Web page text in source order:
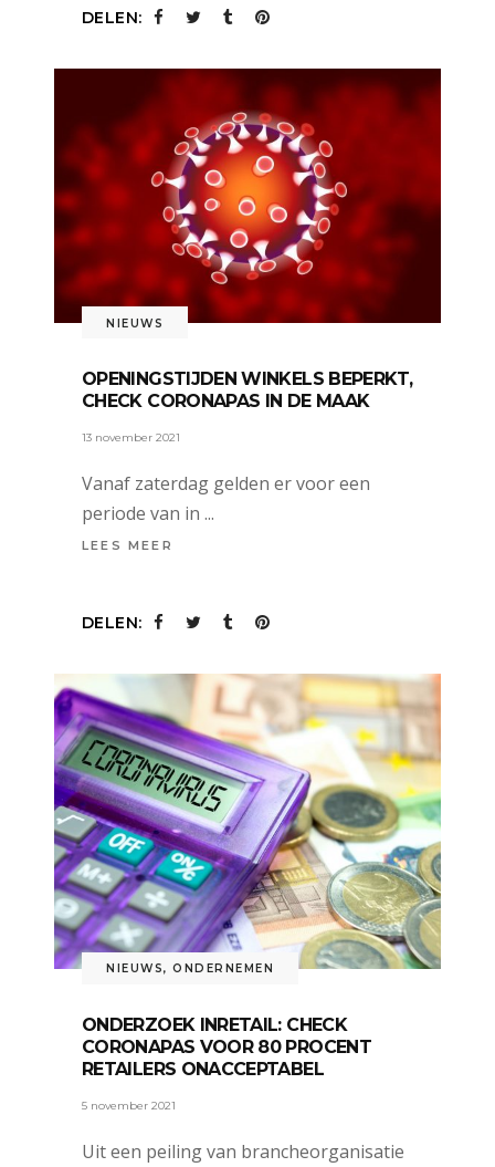
DELEN:
NIEUWS
OPENINGSTIJDEN WINKELS BEPERKT,
CHECK CORONAPAS IN DE MAAK
13 november 2021
Vanaf zaterdag gelden er voor een
periode van in
LEES MEER
DELEN:
NIEUWS, ONDERNEMEN
ONDERZOEK INRETAIL: CHECK
CORONAPAS VOOR 80 PROCENT
RETAILERS ONACCEPTABEL
5 november 2021
Uit een peiling van brancheorganisatie